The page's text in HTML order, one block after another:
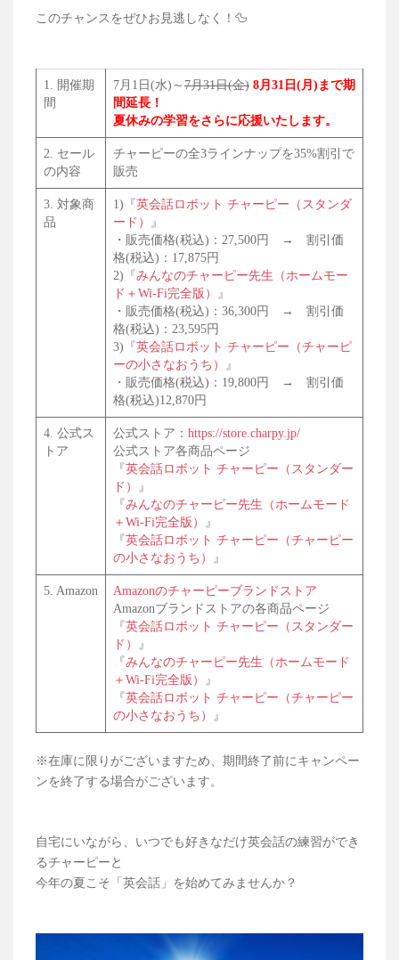
このチャンスをぜひお見逃しなく！🦆
1. 開催期
間
7月1日(水)～ 7月31日(金) 8月31日(月)まで期
間延長！
夏休みの学習をさらに応援いたします。
2. セール
の内容
チャーピーの全3ラインナップを35%割引で
販売
3. 対象商
品
1)『英会話ロボット チャーピー（スタンダ
ード）
』
・販売価格(税込)：27,500円 → 割引価
格(税込)：17,875円
2)『みんなのチャーピー先生（ホームモー
ド＋Wi-Fi完全版）
』
・販売価格(税込)：36,300円 → 割引価
格(税込)：23,595円
3)『英会話ロボット チャーピー（チャーピ
ーの小さなおうち）
』
・販売価格(税込)：19,800円 → 割引価
格(税込)12,870円
4. 公式ス
トア
公式ストア： https://store.charpy.jp/
公式ストア各商品ページ
『英会話ロボット チャーピー（スタンダー
ド）
』
『みんなのチャーピー先生（ホームモード
＋Wi-Fi完全版）
』
『英会話ロボット チャーピー（チャーピー
の小さなおうち）
』
5. Amazon
Amazonのチャーピーブランドストア
Amazonブランドストアの各商品ページ
『英会話ロボット チャーピー（スタンダー
ド）
』
『みんなのチャーピー先生（ホームモード
＋Wi-Fi完全版）
』
『英会話ロボット チャーピー（チャーピー
の小さなおうち）
』
※在庫に限りがございますため、期間終了前にキャンペー
ンを終了する場合がございます。
自宅にいながら、いつでも好きなだけ英会話の練習ができ
るチャーピーと
今年の夏こそ「英会話」を始めてみませんか？